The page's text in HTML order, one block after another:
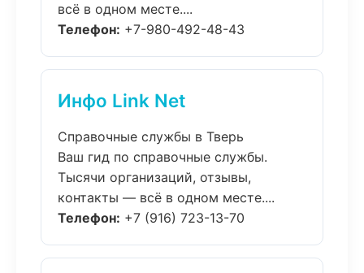
всё в одном месте....
Телефон: +7-980-492-48-43
Инфо Link Net
Справочные службы в Тверь
Ваш гид по справочные службы.
Тысячи организаций, отзывы,
контакты — всё в одном месте....
Телефон: +7 (916) 723-13-70